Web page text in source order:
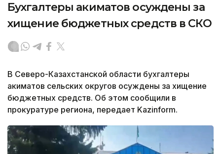
Бухгалтеры акиматов осуждены за
хищение бюджетных средств в СКО
В Северо-Казахстанской области бухгалтеры
акиматов сельских округов осуждены за хищение
бюджетных средств. Об этом сообщили в
прокуратуре региона, передает Kazinform.